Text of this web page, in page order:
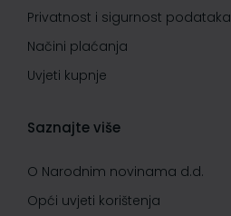
Privatnost i sigurnost podataka
Načini plaćanja
Uvjeti kupnje
Saznajte više
O Narodnim novinama d.d.
Opći uvjeti korištenja